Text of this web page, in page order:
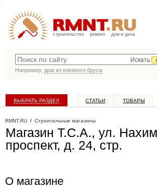
строительство ремонт дом и дача
Искать
Например, дом из клееного бруса
ВЫБРАТЬ РАЗДЕЛ СТАТЬИ ТОВАРЫ
RMNT.RU / Строительные магазины
Магазин Т.С.А., ул.
проспект, д. 24, стр.
О магазине